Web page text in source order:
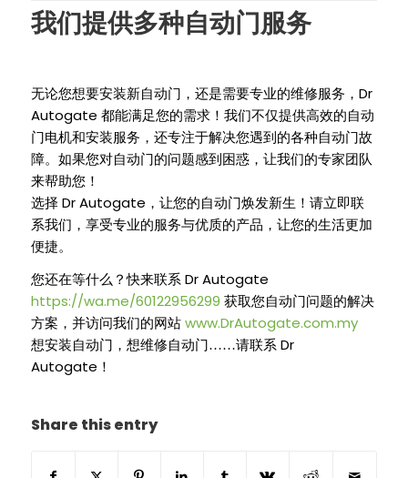
我们提供多种自动门服务
无论您想要安装新自动门，还是需要专业的维修服务， Dr
Autogate 都能满足您的需求！我们不仅提供高效的自动
门电机和安装服务，还专注于解决您遇到的各种自动门故
障。如果您对自动门的问题感到困惑，让我们的专家团队
来帮助您！
选择 Dr Autogate ，让您的自动门焕发新生！请立即联
系我们，享受专业的服务与优质的产品，让您的生活更加
便捷。
您还在等什么？快来联系 Dr Autogate
https://wa.me/60122956299 获取您自动门问题的解决
方案，并访问我们的网站 www.DrAutogate.com.my
想安装自动门，想维修自动门……请联系 Dr
Autogate ！
Share this entry